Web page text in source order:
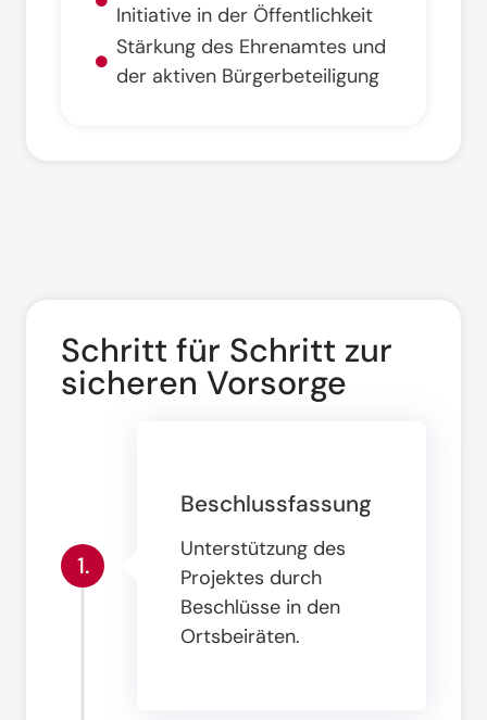
Initiative in der Öffentlichkeit
Stärkung des Ehrenamtes und
der aktiven Bürgerbeteiligung
Schritt für Schritt zur
sicheren Vorsorge
Beschlussfassung
Unterstützung des
Projektes durch
Beschlüsse in den
Ortsbeiräten.
1.